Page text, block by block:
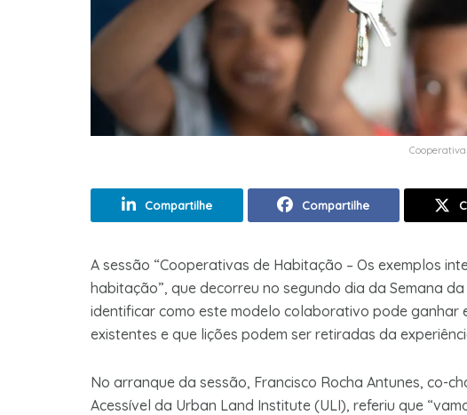
Compartilhe Compartilhe
A sessão “Cooperativas de Habitação – Os exemplos
habitação”, que decorreu no segundo dia da Semana
identificar como este modelo colaborativo pode ganhar
existentes e que lições podem ser retiradas da
No arranque da sessão, Francisco Rocha Antunes, co-
Acessível da Urban Land Institute (ULI), referiu que